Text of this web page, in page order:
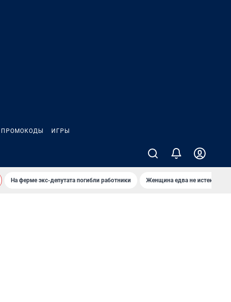
ПРОМОКОДЫ ИГРЫ
На ферме экс-депутата погибли работники Женщина едва не истекла